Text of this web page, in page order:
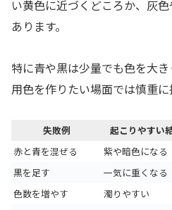
い黄色に近づくどころか、灰
あります。
特に青や黒は少量でも色を大
用色を作りたい場面では慎重に
失敗例 起こりやすい
赤と青を混ぜる
紫や暗色になる
黒を足す
一気に重くなる
色数を増やす
濁りやすい